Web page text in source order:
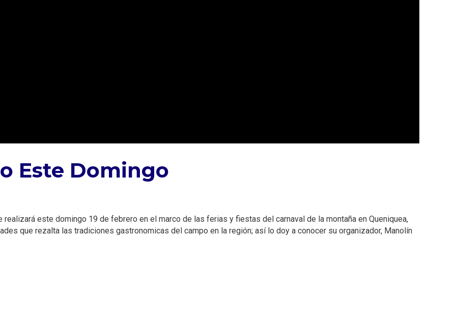
Este Domingo
este domingo 19 de febrero en el marco de las ferias y fiestas del carnaval de la montaña en Queniquea,
que rezalta las tradiciones gastronomicas del campo en la región; así lo doy a conocer su organizador, Manolín